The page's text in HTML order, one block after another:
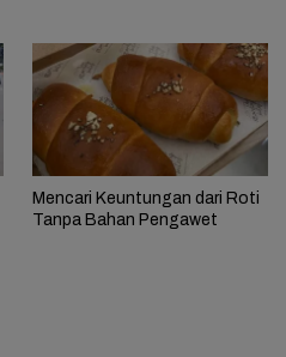
Mencari Keuntungan dari Roti
Tanpa Bahan Pengawet